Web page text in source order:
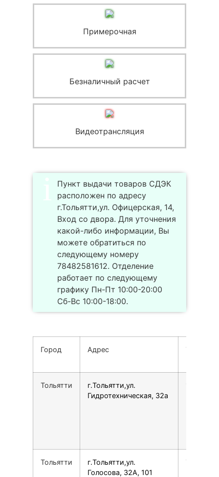
Примерочная
Безналичный расчет
Видеотрансляция
Пункт выдачи товаров СДЭК
расположен по адресу
г.Тольятти,ул. Офицерская, 14,
Вход со двора. Для уточнения
какой-либо информации, Вы
можете обратиться по
следующему номеру
78482581612. Отделение
работает по следующему
графику Пн-Пт 10:00-20:00
Сб-Вс 10:00-18:00.
Город Адрес Телефон
Тольятти
г.Тольятти,ул.
Гидротехническая, 32а
Тольятти
г.Тольятти,ул.
Голосова, 32А, 101